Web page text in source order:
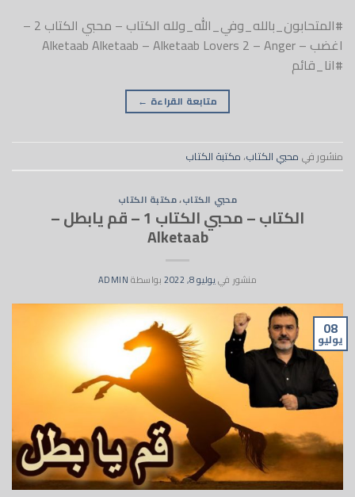
#المتحابون_بالله_وفي_الله_ولله الكتاب – محبي الكتاب 2 –
اغضب – Alketaab Alketaab – Alketaab Lovers 2 – Anger
#انا_قائم
متابعة القراءة ←
منشور في محبي الكتاب، مكتبة الكتاب
محبي الكتاب،مكتبة الكتاب
الكتاب – محبي الكتاب 1 – قم يابطل –
Alketaab
منشور فييوليو 8, 2022 بواسطةADMIN
08
يوليو